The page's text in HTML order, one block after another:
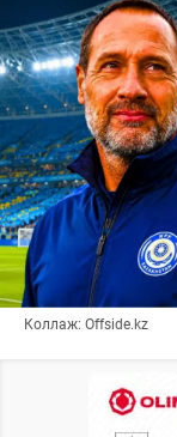
Коллаж: Offside.kz